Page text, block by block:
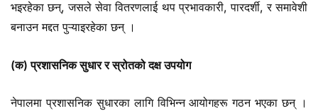
भइरहेका छन्, जसले सेवा वितरणलाई थप प्रभावकारी, पारदर्शी, र समावेशी
बनाउन मद्दत पुऱ्याइरहेका छन् ।
(क) प्रशासनिक सुधार र स्रोतको दक्ष उपयोग
नेपालमा प्रशासनिक सुधारका लागि विभिन्न आयोगहरू गठन भएका छन् ।